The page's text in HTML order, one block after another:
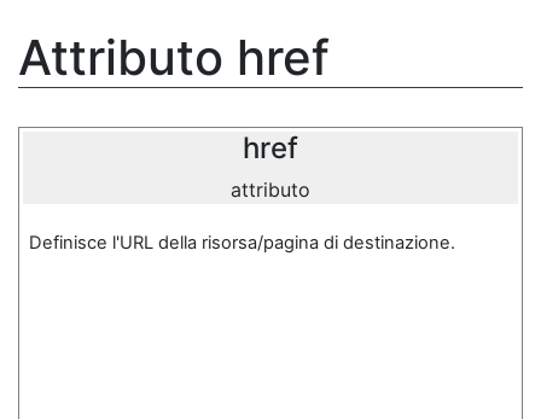
Attributo href
href
attributo
Definisce l'URL della risorsa/pagina di destinazione.